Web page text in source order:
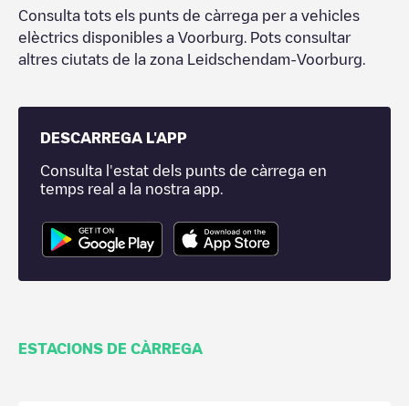
Consulta tots els punts de càrrega per a vehicles
elèctrics disponibles a Voorburg . Pots consultar
altres ciutats de la zona
Leidschendam-Voorburg
DESCARREGA L'APP
Consulta l'estat dels punts de càrrega en
temps real a la nostra app.
ESTACIONS DE CÀRREGA